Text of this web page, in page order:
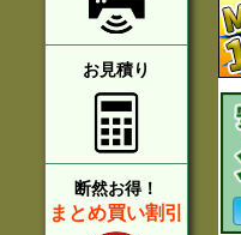
お見積り
断然お得！
まとめ買い割引